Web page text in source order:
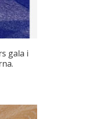
gala i